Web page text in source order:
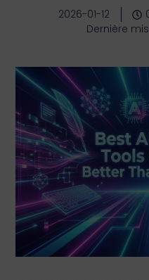
2026-01-12
Dernière